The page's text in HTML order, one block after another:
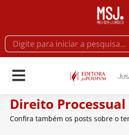
Direito Processual
Confira também os posts sobre o